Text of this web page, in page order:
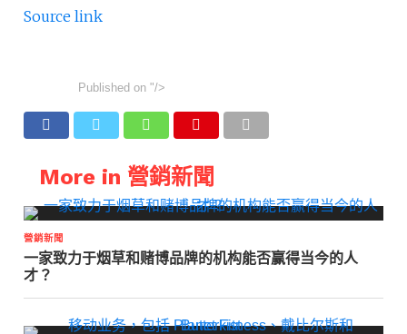
Source link
Published on "/>
More in 營銷新聞
營銷新聞
一家致力于烟草和赌博品牌的机构能否赢得当今的人
才？